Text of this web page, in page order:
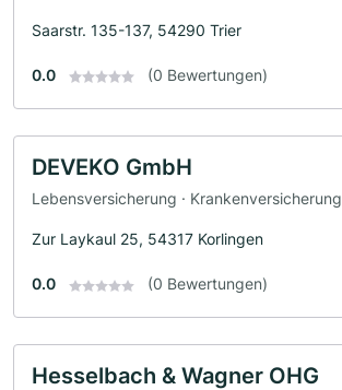
Saarstr. 135-137, 54290 Trier
0.0 (0 Bewertungen)
DEVEKO GmbH
Lebensversicherung · Krankenversicherung
Zur Laykaul 25, 54317 Korlingen
0.0 (0 Bewertungen)
Hesselbach & Wagner OHG